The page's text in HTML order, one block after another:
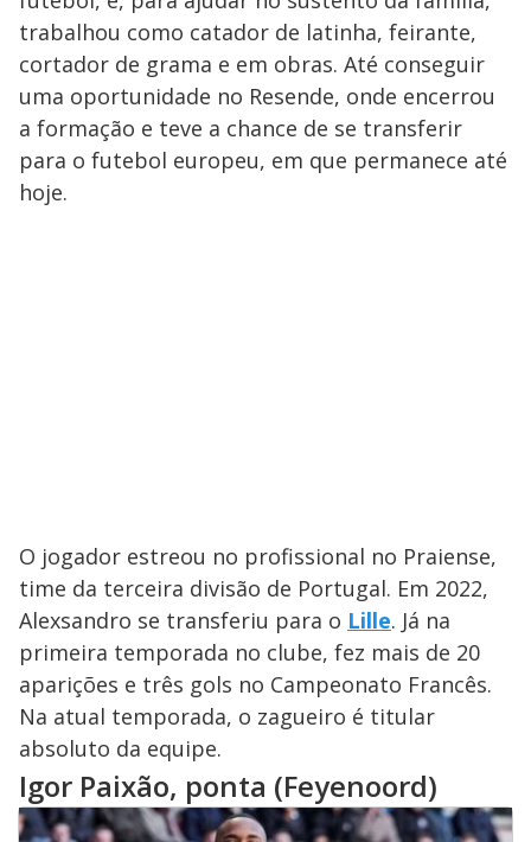
trabalhou como catador de latinha, feirante,
cortador de grama e em obras. Até conseguir
uma oportunidade no Resende, onde encerrou
a formação e teve a chance de se transferir
para o futebol europeu, em que permanece até
hoje.
O jogador estreou no profissional no Praiense,
time da terceira divisão de Portugal. Em 2022,
Alexsandro se transferiu para o Lille. Já na
primeira temporada no clube, fez mais de 20
aparições e três gols no Campeonato Francês.
Na atual temporada, o zagueiro é titular
absoluto da equipe.
Igor Paixão, ponta (Feyenoord)